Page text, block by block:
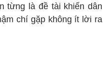
từng là đề tài khiến dân
chí gặp không ít lời ra